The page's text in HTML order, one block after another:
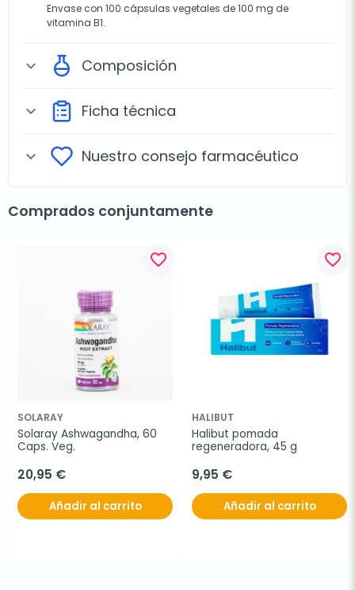
Envase con 100 cápsulas vegetales de 100 mg de
vitamina B1.
expand_more Composición
expand_more Ficha técnica
expand_more Nuestro consejo farmacéutico
Comprados conjuntamente
favorite_border
SOLARAY
Solaray Ashwagandha, 60
Caps. Veg.
20,95 €
Añadir al carrito
favorite_border
HALIBUT
Halibut pomada
regeneradora, 45 g
9,95 €
Añadir al carrito